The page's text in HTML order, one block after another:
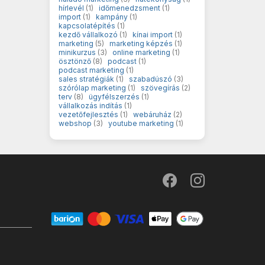
hírlevél (1) időmenedzsment (1)
import (1) kampány (1)
kapcsolatépítés (1)
kezdő vállalkozó (1) kínai import (1)
marketing (5) marketing képzés (1)
minikurzus (3) online marketing (1)
ösztönző (8) podcast (1)
podcast marketing (1)
sales stratégiák (1) szabadúszó (3)
szórólap marketing (1) szövegírás (2)
terv (8) ügyfélszerzés (1)
vállalkozás indítás (1)
vezetőfejlesztés (1) webáruház (2)
webshop (3) youtube marketing (1)